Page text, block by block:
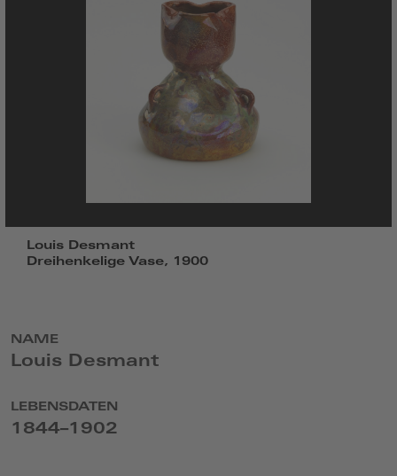
Louis Desmant
Dreihenkelige Vase, 1900
NAME
Louis Desmant
LEBENSDATEN
1844–1902